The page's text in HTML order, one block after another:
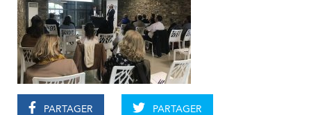
PARTAGER PARTAGER